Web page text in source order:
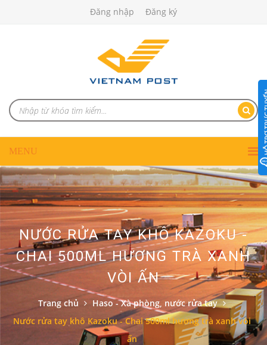
Đăng nhập Đăng ký
NƯỚC RỬA TAY KHÔ KAZOKU -
CHAI 500ML HƯƠNG TRÀ XANH
VÒI ẤN
Trang chủ
Haso - Xà phòng, nước rửa tay
Nước rửa tay khô Kazoku - Chai 500ml hương trà xanh vòi
ấn